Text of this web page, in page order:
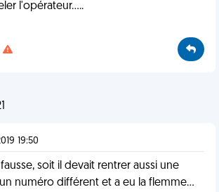
l'opérateur.....
19:50
soit il devait rentrer aussi une
numéro différent et a eu la flemme...